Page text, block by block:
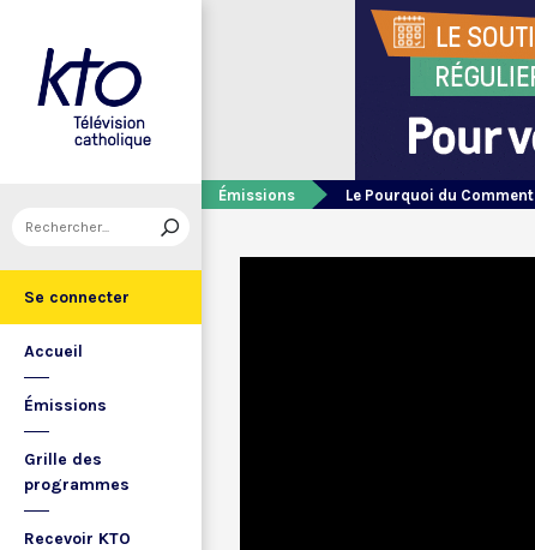
Se connecter
Accueil
Émissions
Grille des
programmes
Recevoir KTO
Émissions Le Pourquoi du Comment